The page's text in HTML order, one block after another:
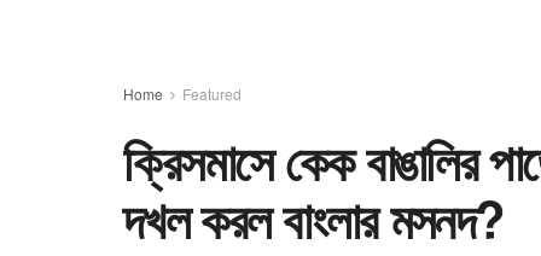
Home Featured
ক্রিসমাসে কেক বাঙালির
দখল করল বাংলার মসনদ?